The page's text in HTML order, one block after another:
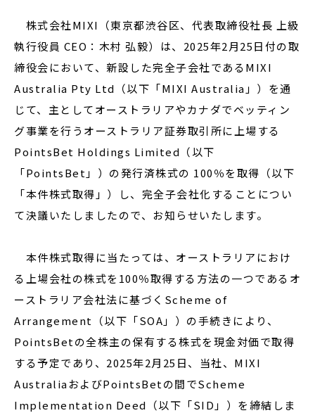
株式会社MIXI（東京都渋谷区、代表取締役社長 上級
執行役員 CEO：木村 弘毅）は、2025年2月25日付の取
締役会において、新設した完全子会社であるMIXI
Australia Pty Ltd（以下「MIXI Australia」）を通
じて、主としてオーストラリアやカナダでベッティン
グ事業を行うオーストラリア証券取引所に上場する
PointsBet Holdings Limited（以下
「PointsBet」）の発行済株式の 100％を取得（以下
「本件株式取得」）し、完全子会社化することについ
て決議いたしましたので、お知らせいたします。
本件株式取得に当たっては、オーストラリアにおけ
る上場会社の株式を100％取得する方法の一つであるオ
ーストラリア会社法に基づくScheme of
Arrangement（以下「SOA」）の手続きにより、
PointsBetの全株主の保有する株式を現金対価で取得
する予定であり、2025年2月25日、当社、MIXI
AustraliaおよびPointsBetの間でScheme
Implementation Deed（以下「SID」）を締結しま